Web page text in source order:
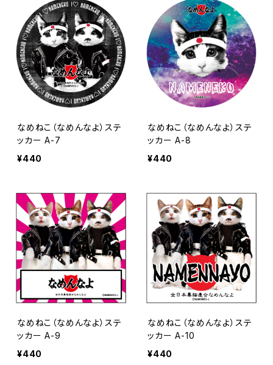
なめねこ（なめんなよ）ステ
ッカー A-7
¥440
なめねこ（なめんなよ）ステ
ッカー A-8
¥440
なめねこ（なめんなよ）ステ
ッカー A-9
¥440
なめねこ（なめんなよ）ステ
ッカー A-10
¥440